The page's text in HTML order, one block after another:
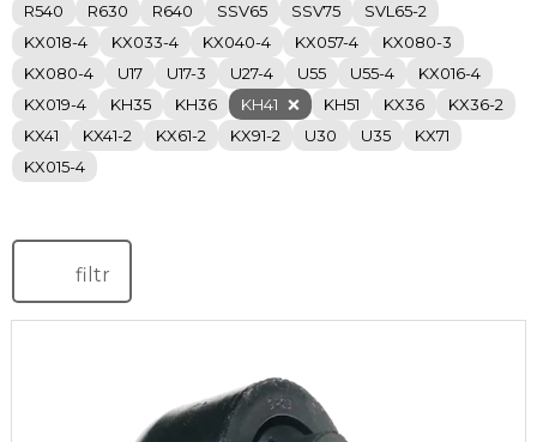
R540
R630 R640 SSV65 SSV75
SVL65-2
KX018-4
KX033-4 KX040-4 KX057-4
KX080-3
KX080-4
U17 U17-3 U27-4 U55 U55-4
KX016-4
KX019-4
KH35 KH36 KH41 KH51 KX36
KX36-2
KX41
KX41-2 KX61-2 KX91-2 U30 U35
KX71
KX015-4
filtr